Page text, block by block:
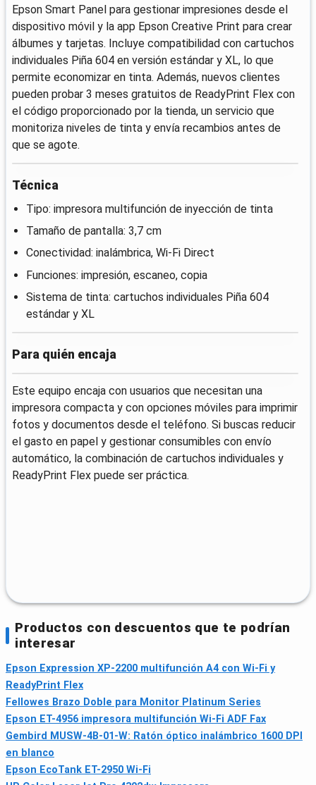
Epson Smart Panel para gestionar impresiones desde el
dispositivo móvil y la app Epson Creative Print para crear
álbumes y tarjetas. Incluye compatibilidad con cartuchos
individuales Piña 604 en versión estándar y XL, lo que
permite economizar en tinta. Además, nuevos clientes
pueden probar 3 meses gratuitos de ReadyPrint Flex con
el código proporcionado por la tienda, un servicio que
monitoriza niveles de tinta y envía recambios antes de
que se agote.
Técnica
Tipo: impresora multifunción de inyección de tinta
Tamaño de pantalla: 3,7 cm
Conectividad: inalámbrica, Wi‑Fi Direct
Funciones: impresión, escaneo, copia
Sistema de tinta: cartuchos individuales Piña 604
estándar y XL
Para quién encaja
Este equipo encaja con usuarios que necesitan una
impresora compacta y con opciones móviles para imprimir
fotos y documentos desde el teléfono. Si buscas reducir
el gasto en papel y gestionar consumibles con envío
automático, la combinación de cartuchos individuales y
ReadyPrint Flex puede ser práctica.
Productos con descuentos que te podrían
interesar
Epson Expression XP-2200 multifunción A4 con Wi‑Fi y
ReadyPrint Flex
Fellowes Brazo Doble para Monitor Platinum Series
Epson ET-4956 impresora multifunción Wi‑Fi ADF Fax
Gembird MUSW-4B-01-W: Ratón óptico inalámbrico 1600 DPI
en blanco
Epson EcoTank ET-2950 Wi‑Fi